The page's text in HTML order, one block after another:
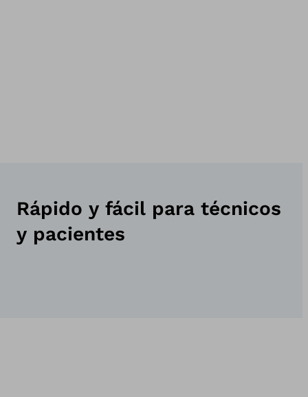
Rápido y fácil para técnicos
y pacientes